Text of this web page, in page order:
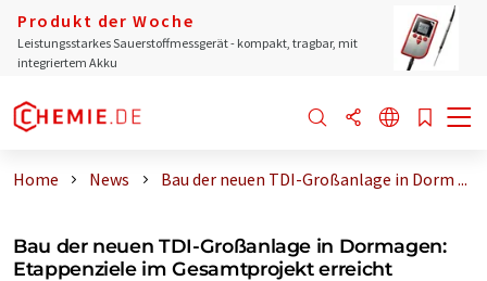
Produkt der Woche
Leistungsstarkes Sauerstoffmessgerät - kompakt, tragbar, mit
integriertem Akku
Home News Bau der neuen TDI-Großanlage in Dorm ...
Bau der neuen TDI-Großanlage in Dormagen:
Etappenziele im Gesamtprojekt erreicht